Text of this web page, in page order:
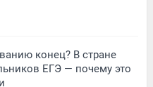
конец? В стране
ЕГЭ — почему это